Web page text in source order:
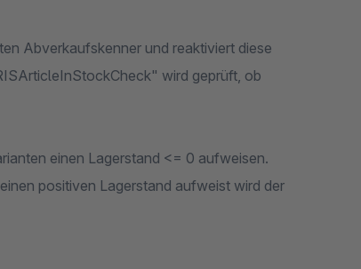
Abverkaufskenner und reaktiviert diese
wird geprüft, ob
einen Lagerstand <= 0 aufweisen.
positiven Lagerstand aufweist wird der